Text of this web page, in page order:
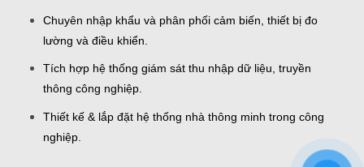
Chuyên nhập khẩu và phân phối cảm biến, thiết bị đo
lường và điều khiển.
Tích hợp hệ thống giám sát thu nhập dữ liệu, truyền
thông công nghiệp.
Thiết kế & lắp đặt hệ thống nhà thông minh trong công
nghiệp.